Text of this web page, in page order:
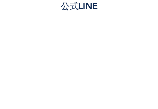
​公式LINE